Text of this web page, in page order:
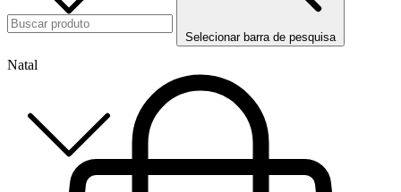
Natal
Selecionar barra de pesquisa